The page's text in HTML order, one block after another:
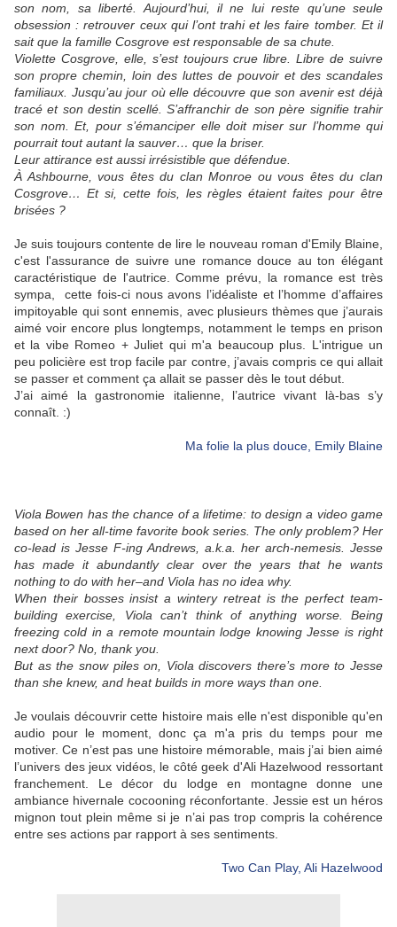
son nom, sa liberté. Aujourd’hui, il ne lui reste qu’une seule
obsession : retrouver ceux qui l’ont trahi et les faire tomber. Et il
sait que la famille Cosgrove est responsable de sa chute.
Violette Cosgrove, elle, s’est toujours crue libre. Libre de suivre
son propre chemin, loin des luttes de pouvoir et des scandales
familiaux. Jusqu’au jour où elle découvre que son avenir est déjà
tracé et son destin scellé. S’affranchir de son père signifie trahir
son nom. Et, pour s’émanciper elle doit miser sur l’homme qui
pourrait tout autant la sauver… que la briser.
Leur attirance est aussi irrésistible que défendue.
À Ashbourne, vous êtes du clan Monroe ou vous êtes du clan
Cosgrove… Et si, cette fois, les règles étaient faites pour être
brisées ?
Je suis toujours contente de lire le nouveau roman d'Emily Blaine,
c'est l'assurance de suivre une romance douce au ton élégant
caractéristique de l'autrice. Comme prévu, la romance est très
sympa, cette fois-ci nous avons l’idéaliste et l’homme d’affaires
impitoyable qui sont ennemis, avec plusieurs thèmes que j’aurais
aimé voir encore plus longtemps, notamment le temps en prison
et la vibe Romeo + Juliet qui m'a beaucoup plus. L'intrigue un
peu policière est trop facile par contre, j’avais compris ce qui allait
se passer et comment ça allait se passer dès le tout début.
J’ai aimé la gastronomie italienne, l’autrice vivant là-bas s’y
connaît. :)
Ma folie la plus douce, Emily Blaine
Viola Bowen has the chance of a lifetime: to design a video game
based on her all-time favorite book series. The only problem? Her
co-lead is Jesse F-ing Andrews, a.k.a. her arch-nemesis. Jesse
has made it abundantly clear over the years that he wants
nothing to do with her–and Viola has no idea why.
When their bosses insist a wintery retreat is the perfect team-
building exercise, Viola can’t think of anything worse. Being
freezing cold in a remote mountain lodge knowing Jesse is right
next door? No, thank you.
But as the snow piles on, Viola discovers there’s more to Jesse
than she knew, and heat builds in more ways than one.
Je voulais découvrir cette histoire mais elle n'est disponible qu'en
audio pour le moment, donc ça m'a pris du temps pour me
motiver. Ce n’est pas une histoire mémorable, mais j’ai bien aimé
l’univers des jeux vidéos, le côté geek d'Ali Hazelwood ressortant
franchement. Le décor du lodge en montagne donne une
ambiance hivernale cocooning réconfortante. Jessie est un héros
mignon tout plein même si je n’ai pas trop compris la cohérence
entre ses actions par rapport à ses sentiments.
Two Can Play, Ali Hazelwood